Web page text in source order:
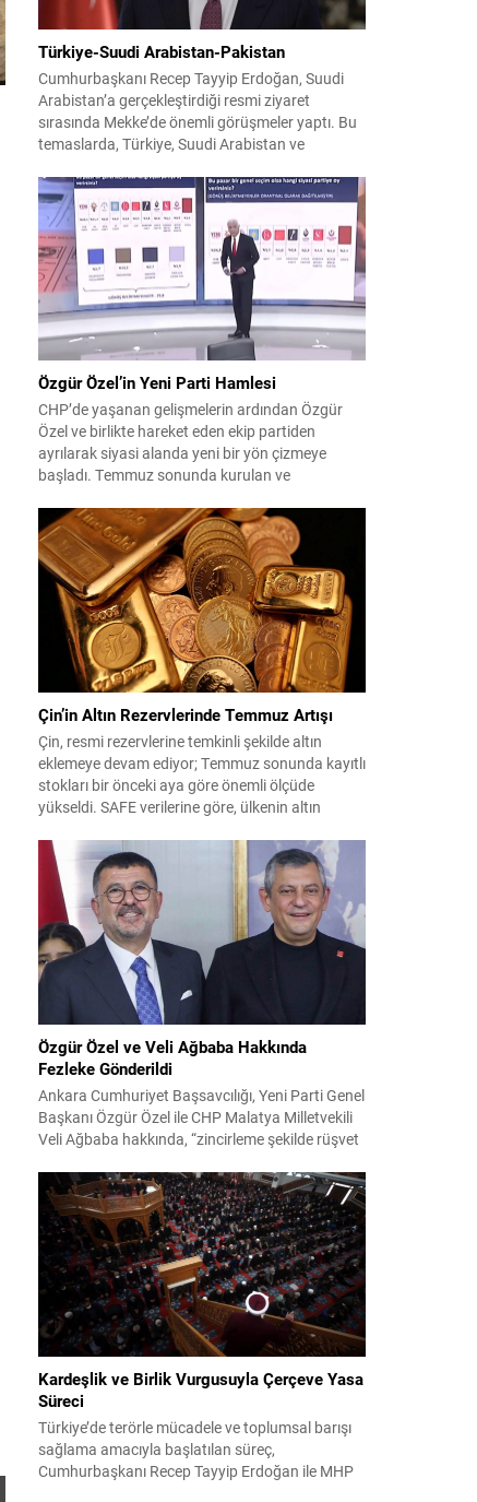
Türkiye-Suudi Arabistan-Pakistan
Cumhurbaşkanı Recep Tayyip Erdoğan, Suudi
Arabistan’a gerçekleştirdiği resmi ziyaret
sırasında Mekke’de önemli görüşmeler yaptı. Bu
temaslarda, Türkiye, Suudi Arabistan ve
birliği çerçevesi oluşturuldu. Ziyaretin en somut
çıktısı, üç ülkenin imza attığı Mekke Ortak
Savunma Anlaşması oldu. Anlaşma; ortak
güvenlik yaklaşımıyla bölgesel barış, istikrar...
Özgür Özel’in Yeni Parti Hamlesi
CHP’de yaşanan gelişmelerin ardından Özgür
Özel ve birlikte hareket eden ekip partiden
ayrılarak siyasi alanda yeni bir yön çizmeye
başladı. Temmuz sonunda kurulan ve
kısa sürede muhalif medyanın gündemine girdi.
Kuruluşun hemen ardından bazı anket sonuçları
kamuoyuna yansıyınca, partinin tabanda karşılık
bulduğu iddiaları gündemi...
Çin’in Altın Rezervlerinde Temmuz Artışı
Çin, resmi rezervlerine temkinli şekilde altın
eklemeye devam ediyor; Temmuz sonunda kayıtlı
stokları bir önceki aya göre önemli ölçüde
yükseldi. SAFE verilerine göre, ülkenin altın
göstererek 76.080.000 ons seviyesine ulaştı. Bu
artış, Çin’in aylık alımlarında yıl içinde dikkat
çeken bir yükselişi temsil ediyor. Temmuz...
Özgür Özel ve Veli Ağbaba Hakkında
Fezleke Gönderildi
Ankara Cumhuriyet Başsavcılığı, Yeni Parti Genel
Başkanı Özgür Özel ile CHP Malatya Milletvekili
Veli Ağbaba hakkında, “zincirleme şekilde rüşvet
Adalet Bakanlığı’na sevk etti. Fezlekeler, 31 Mart
2024 yerel seçimleri ve 4-5 Kasım 2023’teki CHP
38. Olağan Kurultayı sürecine ilişkin iddiaları
kapsıyor. Daha önce Antalya ve İstanbul...
Kardeşlik ve Birlik Vurgusuyla Çerçeve Yasa
Süreci
Türkiye’de terörle mücadele ve toplumsal barışı
sağlama amacıyla başlatılan süreç,
Cumhurbaşkanı Recep Tayyip Erdoğan ile MHP